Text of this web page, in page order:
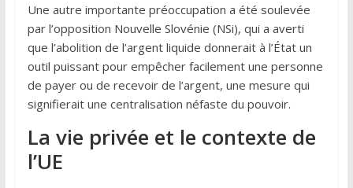
Une autre importante préoccupation a été soulevée
par l’opposition Nouvelle Slovénie (NSi), qui a averti
que l’abolition de l’argent liquide donnerait à l’État un
outil puissant pour empêcher facilement une personne
de payer ou de recevoir de l’argent, une mesure qui
signifierait une centralisation néfaste du pouvoir.
La vie privée et le contexte de
l’UE